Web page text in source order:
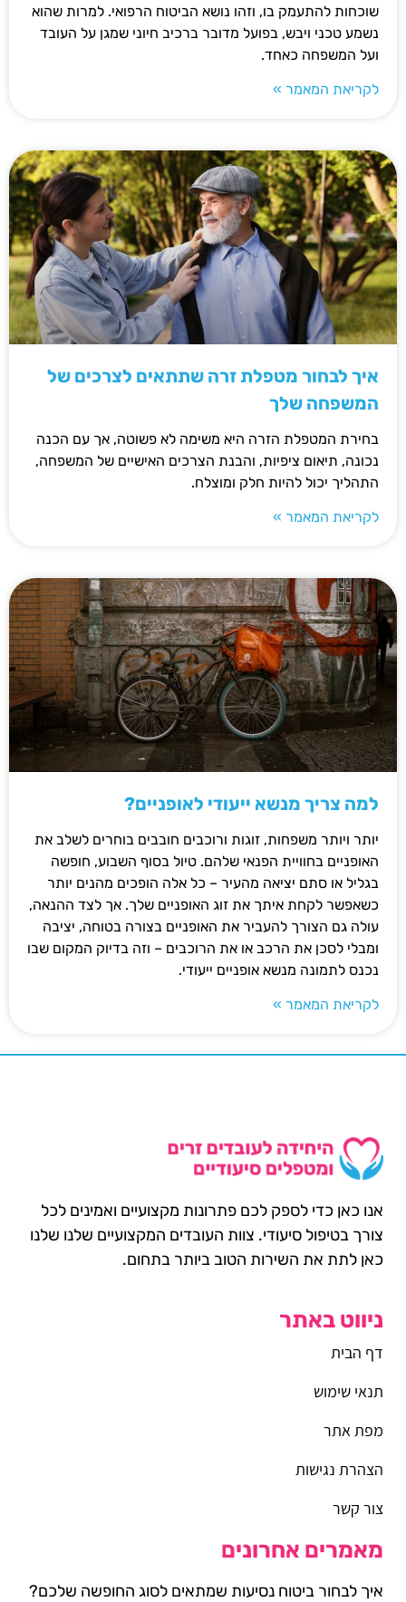
שוכחות להתעמק בו, וזהו נושא הביטוח הרפואי. למרות שהוא
נשמע טכני ויבש, בפועל מדובר ברכיב חיוני שמגן על העובד
ועל המשפחה כאחד.
לקריאת המאמר »
איך לבחור מטפלת זרה שתתאים לצרכים של
המשפחה שלך
בחירת המטפלת הזרה היא משימה לא פשוטה, אך עם הכנה
נכונה, תיאום ציפיות, והבנת הצרכים האישיים של המשפחה,
התהליך יכול להיות חלק ומוצלח.
לקריאת המאמר »
למה צריך מנשא ייעודי לאופניים?
יותר ויותר משפחות, זוגות ורוכבים חובבים בוחרים לשלב את
האופניים בחוויית הפנאי שלהם. טיול בסוף השבוע, חופשה
בגליל או סתם יציאה מהעיר – כל אלה הופכים מהנים יותר
כשאפשר לקחת איתך את זוג האופניים שלך. אך לצד ההנאה,
עולה גם הצורך להעביר את האופניים בצורה בטוחה, יציבה
ומבלי לסכן את הרכב או את הרוכבים – וזה בדיוק המקום שבו
נכנס לתמונה מנשא אופניים ייעודי.
לקריאת המאמר »
אנו כאן כדי לספק לכם פתרונות מקצועיים ואמינים לכל
צורך בטיפול סיעודי. צוות העובדים המקצועיים שלנו שלנו
כאן לתת את השירות הטוב ביותר בתחום.
ניווט באתר
דף הבית
תנאי שימוש
מפת אתר
הצהרת נגישות
צור קשר
מאמרים אחרונים
איך לבחור ביטוח נסיעות שמתאים לסוג החופשה שלכם?